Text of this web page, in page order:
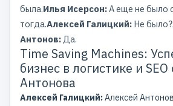
была.Илья Исерсон:А еще не было
тогда.Алексей Галицкий: Не было?
Антонов:Да.
Time Saving Machines:
бизнес в логистике и
Антонова
Алексей Галицкий:Алексей